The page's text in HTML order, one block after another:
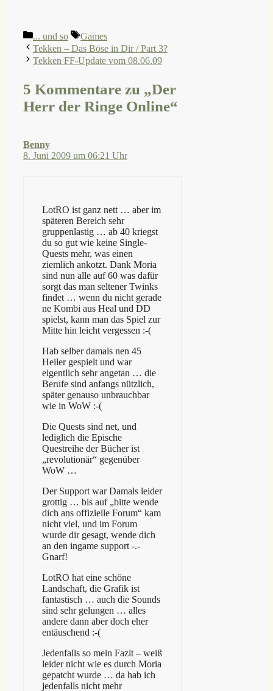
Kategorien
... und so Schlagwörter
Games
Tekken – Das Böse in Dir / Part 3?
Tekken FF-Update vom 08.06.09
5 Kommentare zu „Der
Herr der Ringe Online“
Benny
8. Juni 2009 um 06:21 Uhr
LotRO ist ganz nett … aber im
späteren Bereich sehr
gruppenlastig … ab 40 kriegst
du so gut wie keine Single-
Quests mehr, was einen
ziemlich ankotzt. Dank Moria
sind nun alle auf 60 was dafür
sorgt das man seltener Twinks
findet … wenn du nicht gerade
ne Kombi aus Heal und DD
spielst, kann man das Spiel zur
Mitte hin leicht vergessen :-(
Hab selber damals nen 45
Heiler gespielt und war
eigentlich sehr angetan … die
Berufe sind anfangs nützlich,
später genauso unbrauchbar
wie in WoW :-(
Die Quests sind net, und
lediglich die Epische
Questreihe der Bücher ist
„revolutionär“ gegenüber
WoW …
Der Support war Damals leider
grottig … bis auf „bitte wende
dich ans offizielle Forum“ kam
nicht viel, und im Forum
wurde dir gesagt, wende dich
an den ingame support -.-
Gnarf!
LotRO hat eine schöne
Landschaft, die Grafik ist
fantastisch … auch die Sounds
sind sehr gelungen … alles
andere dann aber doch eher
entäuschend :-(
Jedenfalls so mein Fazit – weiß
leider nicht wie es durch Moria
gepatcht wurde … da hab ich
jedenfalls nicht mehr